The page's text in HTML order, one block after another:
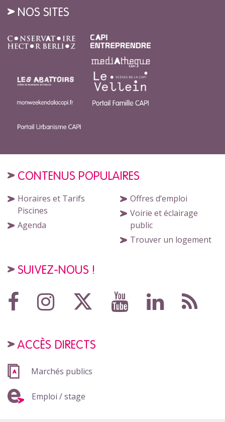
NOS SITES
CONTENUS POPULAIRES
Horaires et Tarifs
Piscines
Agenda
Offres d’emploi
Voirie et éclairage
public
Trouver un logement
SUIVEZ-NOUS !
ACCÈS DIRECTS
Marchés publics
Emploi / stage